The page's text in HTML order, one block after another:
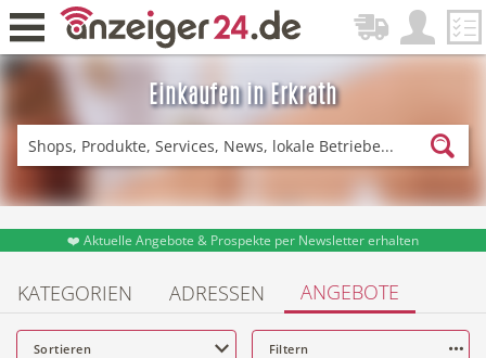
Einkaufen in Erkrath
Zurück
Fitness & Sport
Einkaufen DE-News
❤️ Aktuelle Angebote & Prospekte per Newsletter erhalten
KATEGORIEN ADRESSEN ANGEBOTE
Sortieren Filtern